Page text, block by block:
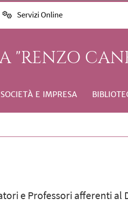
Servizi Online
"RENZO
E IMPRESA
e Professori afferenti al